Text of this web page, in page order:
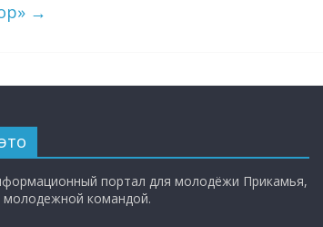
→
портал для молодёжи Прикамья,
молодежной командой.